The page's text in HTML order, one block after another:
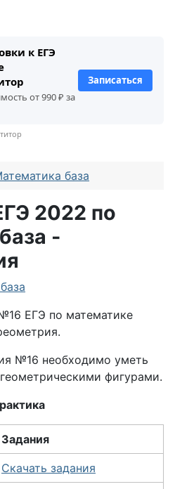
к ЕГЭ
от 990 ₽ за
Записаться
база
2022 по
-
ЕГЭ по математике
№16 необходимо уметь
фигурами.
Задания
Скачать задания